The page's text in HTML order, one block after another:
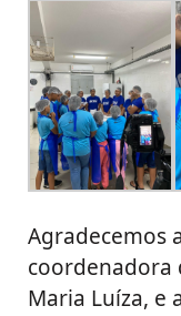
Agradecemos
coordenadora
Maria Luíza, e